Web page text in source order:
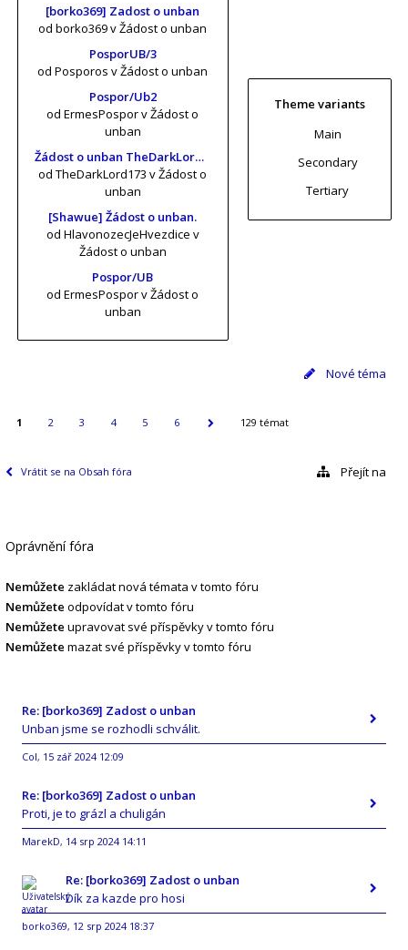
[borko369] Zadost o unban
od borko369v Žádost o unban
PosporUB/3
od Posporos v Žádost o unban
Pospor/Ub2
od ErmesPosporv Žádost o
unban
Žádost o unban TheDarkLord173 (risa11, KrtkuvDort, MrKrabs) [vol. 2]
od TheDarkLord173 v Žádost o
unban
[Shawue] Žádost o unban.
od HlavonozecJeHvezdice v
Žádost o unban
Pospor/UB
od ErmesPosporv Žádost o
unban
Theme variants
Main
Secondary
Tertiary
Nové téma
1 2 3 4 5 6 129 témat
Vrátit se na Obsah fóra Přejít na
Oprávnění fóra
Nemůžete zakládat nová témata v tomto fóru
Nemůžete odpovídat v tomto fóru
Nemůžete upravovat své příspěvky v tomto fóru
Nemůžete mazat své příspěvky v tomto fóru
Re: [borko369] Zadost o unban
Unban jsme se rozhodli schválit.
Col, 15 zář 2024 12:09
Re: [borko369] Zadost o unban
Proti, je to grázl a chuligán
MarekD, 14 srp 2024 14:11
Re: [borko369] Zadost o unban
Dík za kazde pro hosi
borko369, 12 srp 2024 18:37